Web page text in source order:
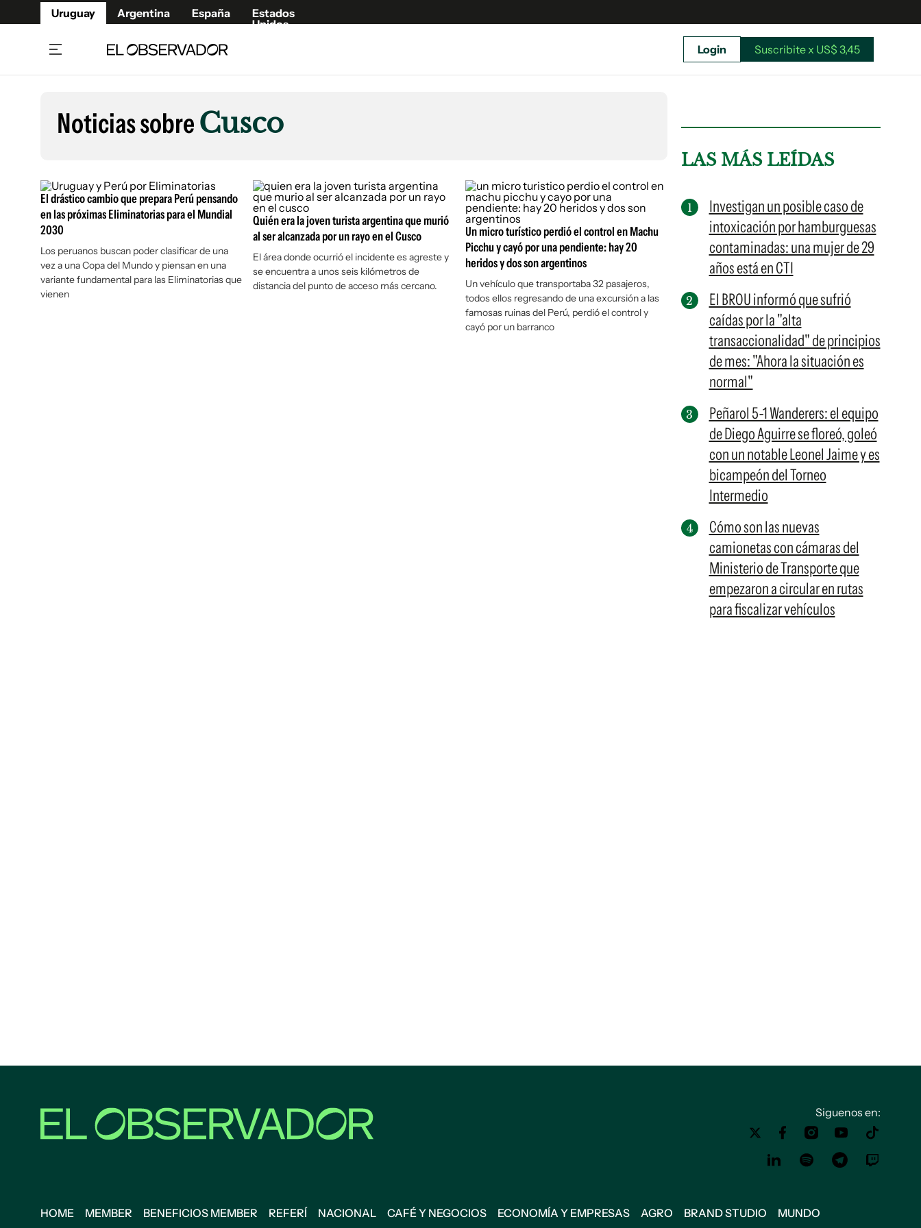
Uruguay Argentina España
Estados
Unidos
Beneficios Member
Café y Negocios
Economía y Empresas
Agro
Brand Studio
Mundo
Cultura y Espectáculos
Fúnebres
Publicaciones
Newsletters
Argentina
España
Estados Unidos
Suscribite x US$ 3,45
Login Suscribite x US$ 3,45
Noticias sobreCusco
El drástico cambio que prepara Perú pensando
en las próximas Eliminatorias para el Mundial
2030
Los peruanos buscan poder clasificar de una
vez a una Copa del Mundo y piensan en una
variante fundamental para las Eliminatorias que
vienen
Quién era la joven turista argentina que murió
al ser alcanzada por un rayo en el Cusco
El área donde ocurrió el incidente es agreste y
se encuentra a unos seis kilómetros de
distancia del punto de acceso más cercano.
Un micro turístico perdió el control en Machu
Picchu y cayó por una pendiente: hay 20
heridos y dos son argentinos
Un vehículo que transportaba 32 pasajeros,
todos ellos regresando de una excursión a las
famosas ruinas del Perú, perdió el control y
cayó por un barranco
LAS MÁS LEÍDAS
Investigan un posible caso de
intoxicación por hamburguesas
contaminadas: una mujer de 29
años está en CTI
El BROU informó que sufrió
caídas por la "alta
transaccionalidad" de principios
de mes: "Ahora la situación es
normal"
Peñarol 5-1 Wanderers: el equipo
de Diego Aguirre se floreó, goleó
con un notable Leonel Jaime y es
bicampeón del Torneo
Intermedio
Cómo son las nuevas
camionetas con cámaras del
Ministerio de Transporte que
empezaron a circular en rutas
para fiscalizar vehículos
Siguenos en:
HOME MEMBER BENEFICIOS MEMBER REFERÍ NACIONAL CAFÉ Y NEGOCIOS ECONOMÍA Y EMPRESAS AGRO BRAND STUDIO MUNDO